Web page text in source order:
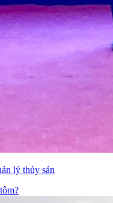
lý thủy sản